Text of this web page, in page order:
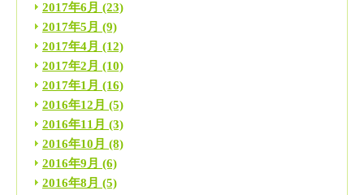
2017年6月 (23)
2017年5月 (9)
2017年4月 (12)
2017年2月 (10)
2017年1月 (16)
2016年12月 (5)
2016年11月 (3)
2016年10月 (8)
2016年9月 (6)
2016年8月 (5)